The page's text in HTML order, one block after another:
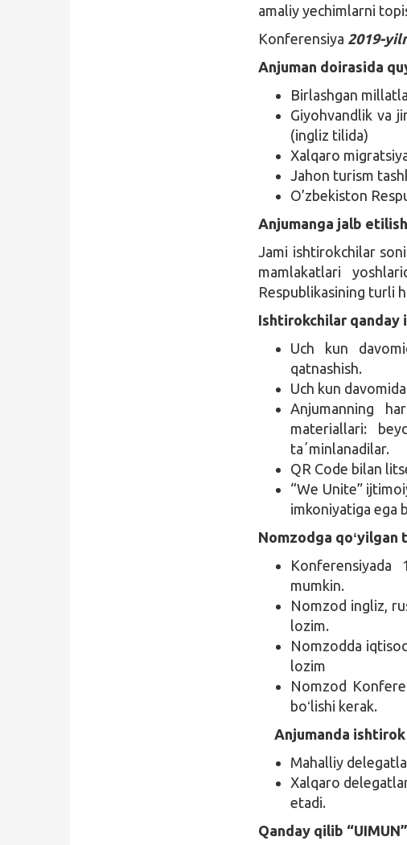
amaliy yechimlarni
Konferensiya 2019-
Anjuman doirasida
Birlashgan
Giyohvandlik va
(ingliz tilida)
Xalqaro
Jahon turism
O’zbekiston
Anjumanga jalb
Jami ishtirokchilar
mamlakatlari
Respublikasining turli
Ishtirokchilar qanday
Uch kun
qatnashish.
Uch kun
Anjumanning
materiallari:
taʼminlanadilar.
QR Code bilan
“We Unite”
imkoniyatiga ega
Nomzodga qoʻyilgan
mumkin.
Nomzod ingliz,
lozim.
Nomzodda
lozim
Nomzod
boʻlishi kerak.
Anjumanda ishtirok
Mahalliy
Xalqaro
etadi.
Qanday qilib